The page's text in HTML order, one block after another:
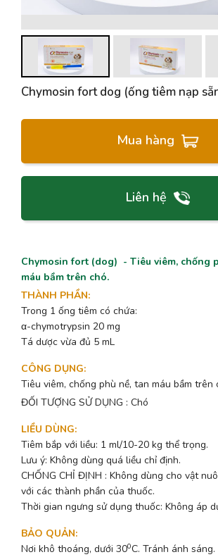
Chymosin fort dog (ống tiêm nạp
Mua hàng
Liên hệ
Chymosin fort (dog) - Tiêu viêm, chống
máu bầm trên chó.
THÀNH PHẦN:
Trong 1 ống tiêm có chứa:
α-chymotrypsin 20 mg
Tá dược vừa đủ 5 mL
CÔNG DỤNG:
Tiêu viêm, chống phù nề, tan máu bầm trên
ĐỐI TƯỢNG SỬ DỤNG : Chó
LIỀU DÙNG:
Tiêm bắp với liều: 1 ml/10-20 kg thể trọng.
Lưu ý: Không dùng quá liều chỉ định.
CHỐNG CHỈ ĐỊNH : Không dùng cho vật
với các thành phần của thuốc.
Thời gian ngưng sử dụng thuốc: Không áp
BẢO QUẢN:
Nơi khô thoáng, dưới 300C. Tránh ánh sáng.